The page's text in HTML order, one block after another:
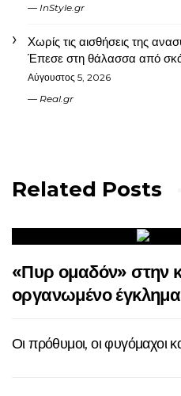
InStyle.gr
Χωρίς τις αισθήσεις της
Έπεσε στη θάλασσα από
Αύγουστος 5, 2026
Real.gr
Related Posts
«Πυρ ομαδόν» στην
οργανωμένο
Οι πρόθυμοι, οι φυγόμαχοι